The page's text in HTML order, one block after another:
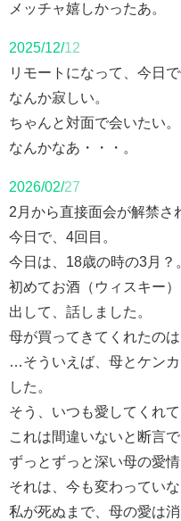
メッチャ嬉しかったあ。
2025/12/12
リモートになって、今日
なんか寂しい。
ちゃんと対面で会いたい。
なんかなあ・・・。
2026/02/27
2月から直接面会が解禁さ
今日で、4回目。
今日は、18歳の時の3月？
初めてお酒（ウィスキー
出して、話しました。
母が買ってきてくれたの
…そういえば、母とケン
した。
そう、いつも愛してくれて
これは間違いないと断言で
ずっとずっと深い母の愛
それは、今も変わっていな
私が死ぬまで、母の愛は